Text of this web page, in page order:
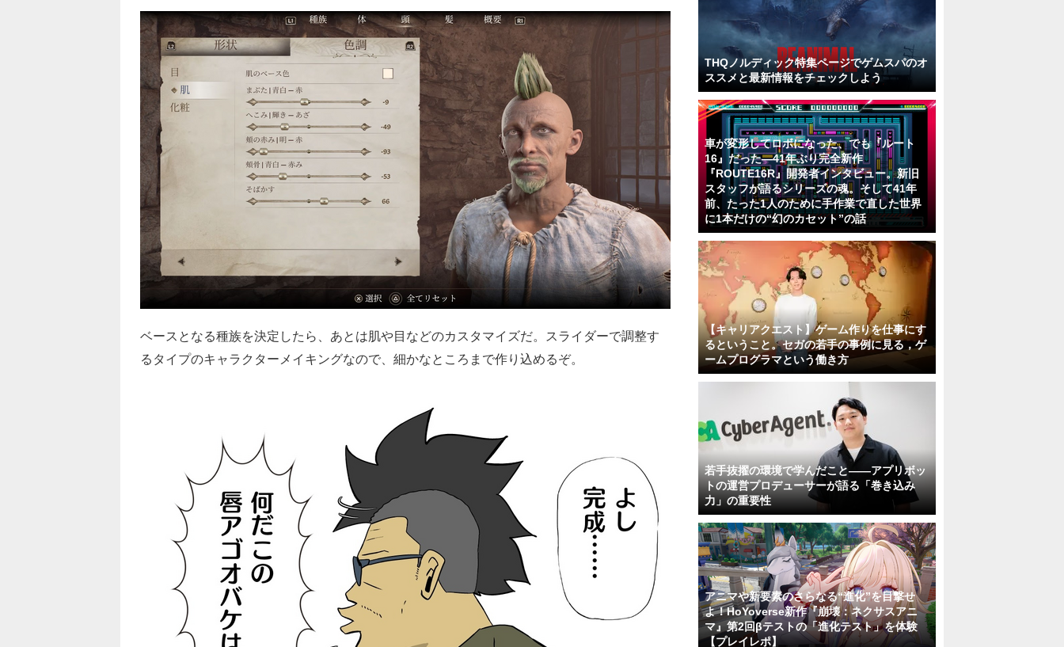
ベースとなる種族を決定したら、あとは肌や目などのカスタマイズだ。スライダーで調整す
るタイプのキャラクターメイキングなので、細かなところまで作り込めるぞ。
THQノルディック特集ページでゲムスパのオ
ススメと最新情報をチェックしよう
車が変形してロボになった、でも『ルート
16』だった―41年ぶり完全新作
『ROUTE16R』開発者インタビュー。新旧
スタッフが語るシリーズの魂。そして41年
前、たった1人のために手作業で直した世界
に1本だけの“幻のカセット”の話
【キャリアクエスト】ゲーム作りを仕事にす
るということ。セガの若手の事例に見る，ゲ
ームプログラマという働き方
若手抜擢の環境で学んだこと――アプリボッ
トの運営プロデューサーが語る「巻き込み
力」の重要性
アニマや新要素のさらなる“進化”を目撃せ
よ！HoYoverse新作『崩壊：ネクサスアニ
マ』第2回βテストの「進化テスト」を体験
【プレイレポ】